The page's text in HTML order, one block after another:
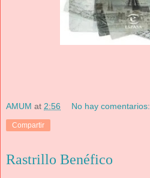
AMUM at 2:56 No hay comentarios:
Compartir
Rastrillo Benéfico